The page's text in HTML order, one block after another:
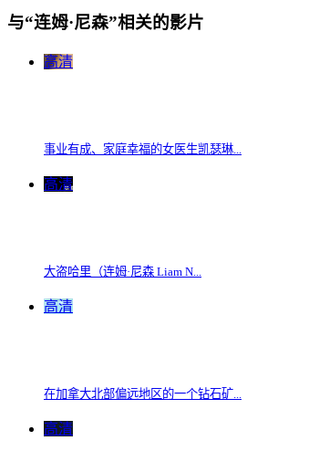
与“连姆·尼森”相关的影片
高清
事业有成、家庭幸福的女医生凯瑟琳...
高清
大盗哈里（连姆·尼森 Liam N...
高清
在加拿大北部偏远地区的一个钻石矿...
高清